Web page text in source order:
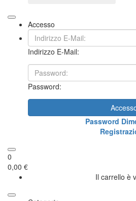
Accesso
Indirizzo E-Mail:
Password:
Password
0
0,00 €
Il carrello è